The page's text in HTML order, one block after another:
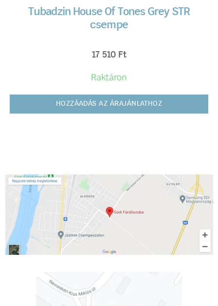
Tubadzin House Of Tones Grey STR
csempe
17 510 Ft
Raktáron
HOZZÁADÁS AZ ÁRAJÁNLATHOZ